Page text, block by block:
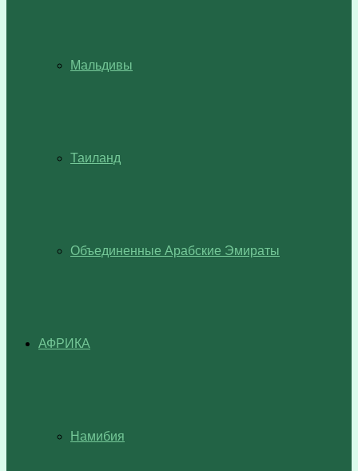
Мальдивы
Таиланд
Объединенные Арабские Эмираты
АФРИКА
Намибия